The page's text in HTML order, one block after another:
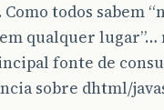
todos sabem
qualquer lugar”…
fonte de
sobre dhtml/